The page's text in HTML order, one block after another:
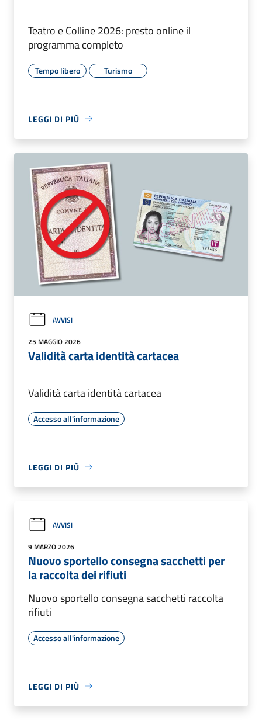
Teatro e Colline 2026: presto online il
programma completo
Tempo libero Turismo
LEGGI DI PIÙ
AVVISI
25 MAGGIO 2026
Validità carta identità cartacea
Validità carta identità cartacea
Accesso all'informazione
LEGGI DI PIÙ
AVVISI
9 MARZO 2026
Nuovo sportello consegna sacchetti per
la raccolta dei rifiuti
Nuovo sportello consegna sacchetti raccolta
rifiuti
Accesso all'informazione
LEGGI DI PIÙ